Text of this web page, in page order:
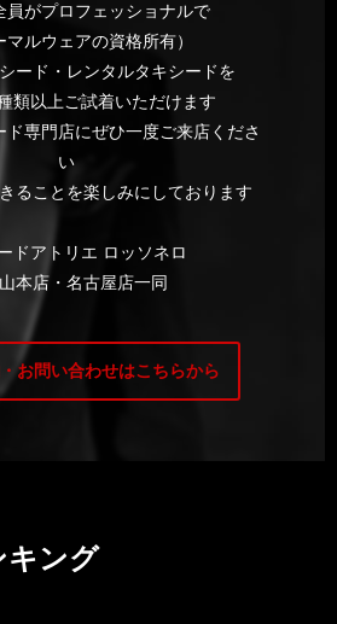
員がプロフェッショナルで
マルウェアの資格所有）
ード・レンタルタキシードを
類以上ご試着いただけます
ド専門店にぜひ一度ご来店くださ
い
ることを楽しみにしております
ドアトリエ ロッソネロ
本店・名古屋店一同
お問い合わせはこちらから
キング